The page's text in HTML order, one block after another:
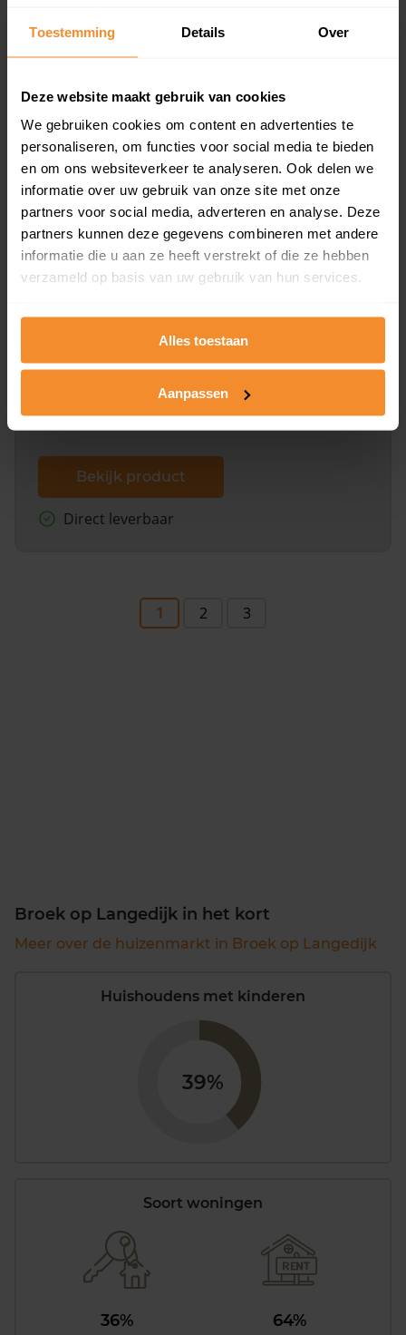
Toestemming Details Over
Deze website maakt gebruik van cookies
We gebruiken cookies om content en advertenties te
personaliseren, om functies voor social media te bieden
en om ons websiteverkeer te analyseren. Ook delen we
informatie over uw gebruik van onze site met onze
partners voor social media, adverteren en analyse. Deze
partners kunnen deze gegevens combineren met andere
informatie die u aan ze heeft verstrekt of die ze hebben
verzameld op basis van uw gebruik van hun services.
Alles toestaan
Aanpassen
en koopdatum) binnen een postcodegebied. Dit
inclusief een jaar lang gratis updates van nieuwe
Bekijk product
Direct leverbaar
Kadastrale kaart pakket
Alleen globale ligging perceel
omliggende percelen met de kadastrale erfgrenzen,
dit inclusief de luchtfoto!
Bekijk product
Direct leverbaar
1 2 3
Broek op Langedijk in het kort
Meer over de huizenmarkt in Broek op Langedijk
Huishoudens met kinderen
39%
Soort woningen
36%
64%